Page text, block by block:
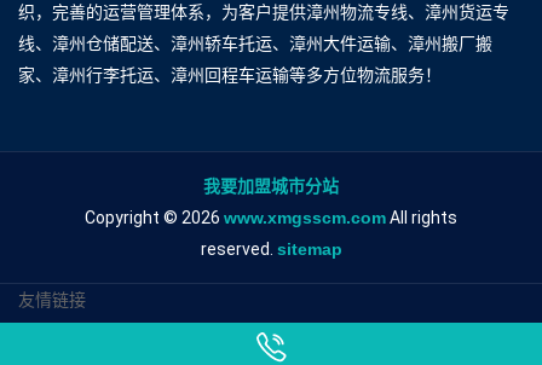
织，完善的运营管理体系，为客户提供漳州物流专线、漳州货运专
线、漳州仓储配送、漳州轿车托运、漳州大件运输、漳州搬厂搬
家、漳州行李托运、漳州回程车运输等多方位物流服务！
我要加盟城市分站
Copyright © 2026 www.xmgsscm.comAll rights
reserved. sitemap
友情链接
漳州到林芝物流公司